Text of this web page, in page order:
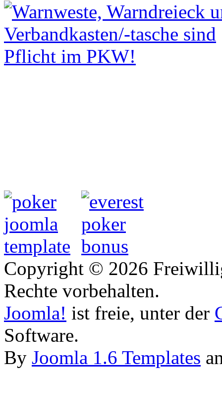
Copyright © 2026
Rechte vorbehalten.
Joomla! ist freie, unter der
Software.
By Joomla 1.6 Templates